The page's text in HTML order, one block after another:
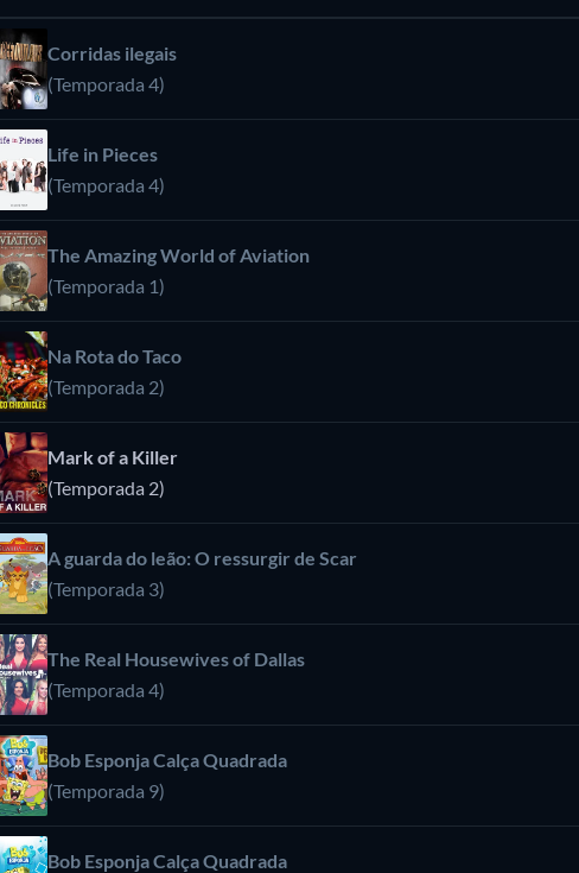
Corridas ilegais
(Temporada 4)
Life in Pieces
(Temporada 4)
The Amazing World of Aviation
(Temporada 1)
Na Rota do Taco
(Temporada 2)
Mark of a Killer
(Temporada 2)
A guarda do leão: O ressurgir de Scar
(Temporada 3)
The Real Housewives of Dallas
(Temporada 4)
Bob Esponja Calça Quadrada
(Temporada 9)
Bob Esponja Calça Quadrada